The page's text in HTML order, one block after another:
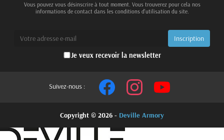
Vous pouvez vous désinscrire à tout moment. Vous trouverez pour cela nos
informations de contact dans les conditions d'utilisation du site.
Je veux recevoir la newsletter
Suivez-nous :
Copyright © 2026 - Deville Armory